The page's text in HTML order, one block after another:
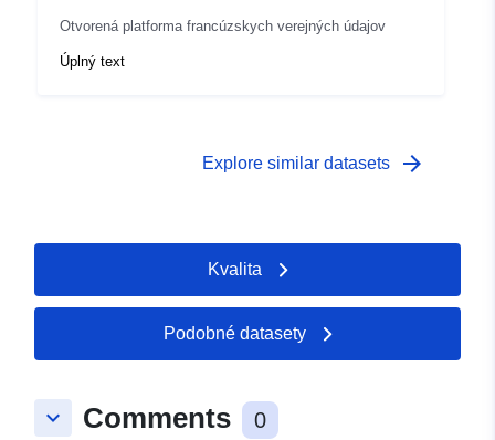
Otvorená platforma francúzskych verejných údajov
Úplný text
Explore similar datasets arrow_forward
Kvalita
Podobné datasety
keyboard_arrow_down Comments 0